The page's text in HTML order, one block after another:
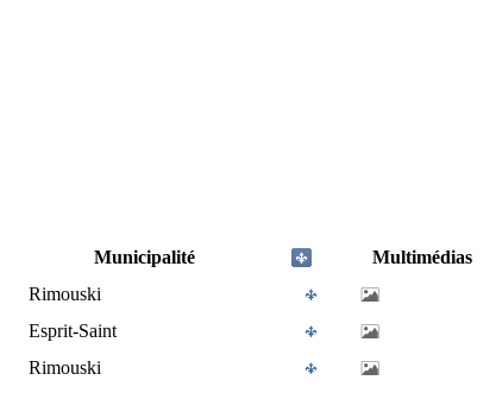
Municipalité
Multimédias
Rimouski
Esprit-Saint
Rimouski